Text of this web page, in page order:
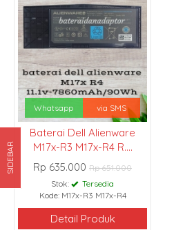
Whatsapp via SMS
Baterai Dell Alienware
M17x-R3 M17x-R4 R....
Rp 635.000 Rp 651.000
Stok:
Tersedia
Kode: M17x-R3 M17x-R4
Detail Produk
SIDEBAR